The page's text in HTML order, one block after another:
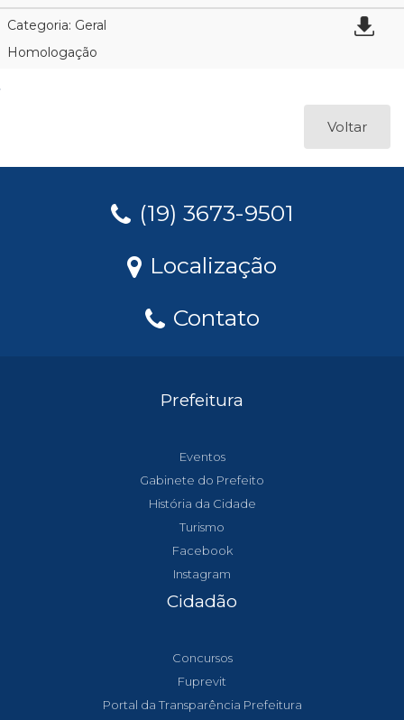
Categoria: Geral
Homologação
Voltar
(19) 3673-9501
Localização
Contato
Prefeitura
Eventos
Gabinete do Prefeito
História da Cidade
Turismo
Facebook
Instagram
Cidadão
Concursos
Fuprevit
Portal da Transparência Prefeitura